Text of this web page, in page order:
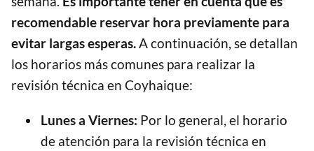
recomendable reservar hora previamente para
evitar largas esperas.A continuación, se detallan
los horarios más comunes para realizar la
revisión técnica en Coyhaique:
Lunes a Viernes: Por lo general, el horario
de atención para la revisión técnica en